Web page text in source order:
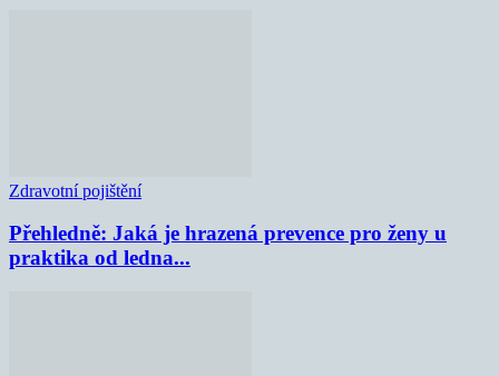
Zdravotní pojištění
Přehledně: Jaká je hrazená prevence pro ženy u
praktika od ledna...